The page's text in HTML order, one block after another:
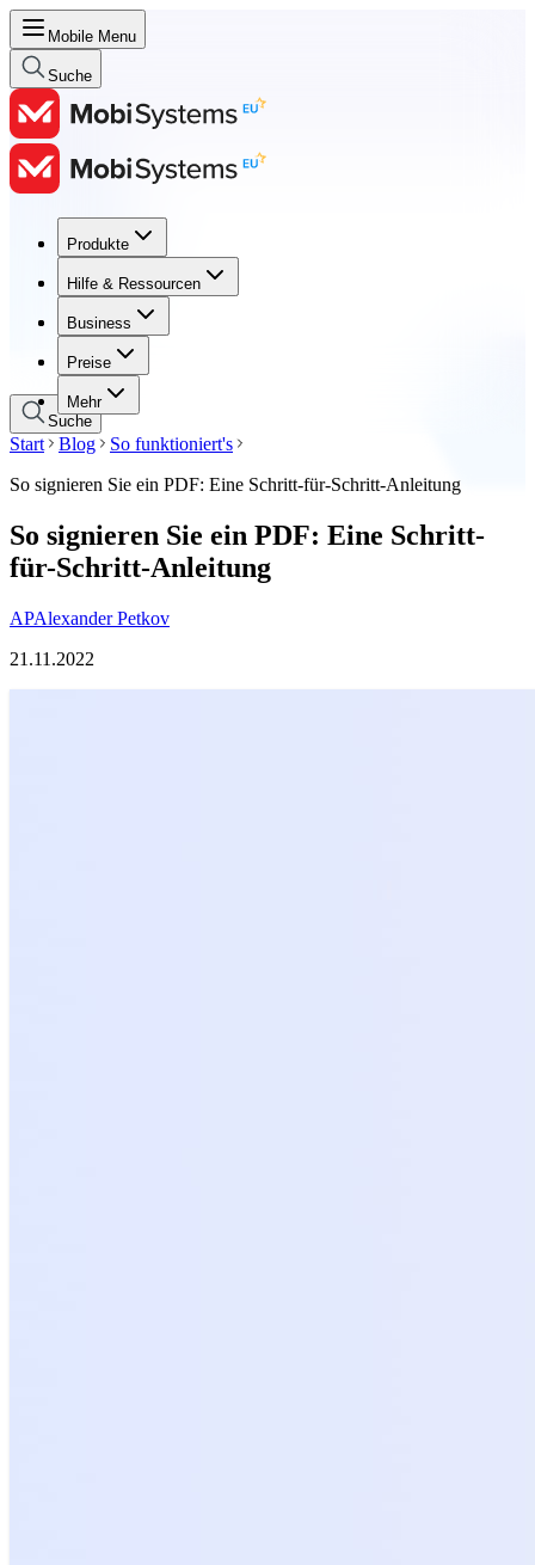
Mobile Menu
Suche
Produkte
Hilfe & Ressourcen
Business
Preise
Mehr
Produkte
Hilfe & Ressourcen
Business
Preise
Suche
Start Blog
So funktioniert's
So signieren Sie ein PDF: Eine Schritt-für-Schritt-Anleitung
So signieren Sie ein PDF: Eine Schritt-
für-Schritt-Anleitung
APAlexander Petkov
21.11.2022